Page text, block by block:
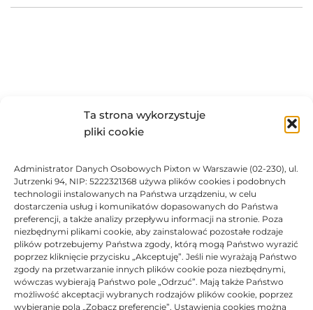
Ta strona wykorzystuje
pliki cookie
Administrator Danych Osobowych Pixton w Warszawie (02-230), ul.
Jutrzenki 94, NIP: 5222321368 używa plików cookies i podobnych
technologii instalowanych na Państwa urządzeniu, w celu
dostarczenia usług i komunikatów dopasowanych do Państwa
preferencji, a także analizy przepływu informacji na stronie. Poza
niezbędnymi plikami cookie, aby zainstalować pozostałe rodzaje
plików potrzebujemy Państwa zgody, którą mogą Państwo wyrazić
poprzez kliknięcie przycisku „Akceptuję”. Jeśli nie wyrażają Państwo
zgody na przetwarzanie innych plików cookie poza niezbędnymi,
wówczas wybierają Państwo pole „Odrzuć”. Mają także Państwo
możliwość akceptacji wybranych rodzajów plików cookie, poprzez
wybieranie pola „Zobacz preferencje”. Ustawienia cookies można
Do stosowania w urządzeniach atramentowych.
Zapewniaszybki i precyzyjnywydruk.
DANE TECHNICZNE
KOMPATYBILNOŚĆ